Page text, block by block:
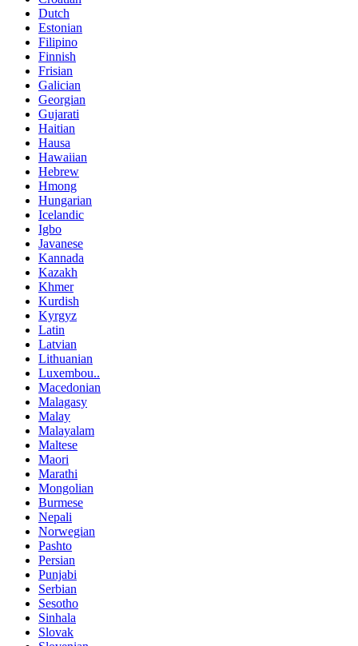
Dutch
Estonian
Filipino
Finnish
Frisian
Galician
Georgian
Gujarati
Haitian
Hausa
Hawaiian
Hebrew
Hmong
Hungarian
Icelandic
Igbo
Javanese
Kannada
Kazakh
Khmer
Kurdish
Kyrgyz
Latin
Latvian
Lithuanian
Luxembou..
Macedonian
Malagasy
Malay
Malayalam
Maltese
Maori
Marathi
Mongolian
Burmese
Nepali
Norwegian
Pashto
Persian
Punjabi
Serbian
Sesotho
Sinhala
Slovak